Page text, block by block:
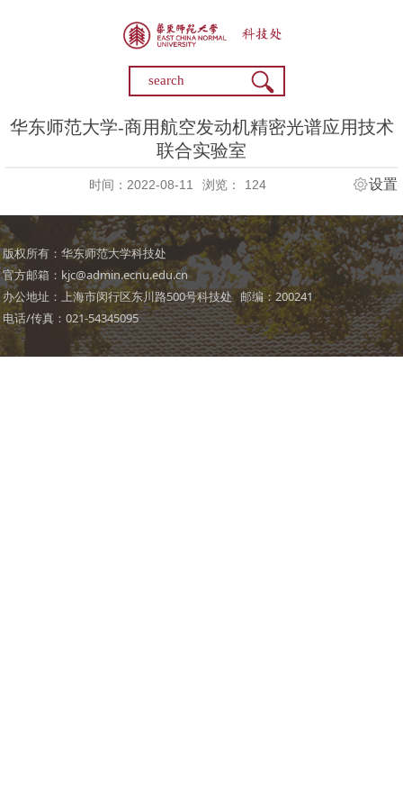
华东师范大学-商用航空发动机精密光谱应用技术
联合实验室
时间：2022-08-11 浏览： 124 设置
版权所有：华东师范大学科技处
官方邮箱：kjc@admin.ecnu.edu.cn
办公地址：上海市闵行区东川路500号科技处 邮编：200241
电话/传真：021-54345095